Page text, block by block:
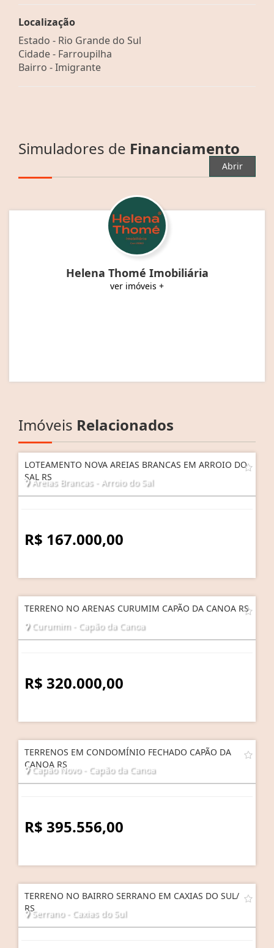
Localização
Estado - Rio Grande do Sul
Cidade - Farroupilha
Bairro -Imigrante
Simuladores de Financiamento
Abrir
Helena Thomé Imobiliária
ver imóveis +
Imóveis Relacionados
LOTEAMENTO NOVA AREIAS BRANCAS EM ARROIO DO
SAL RS
Areias Brancas - Arroio do Sal
R$ 167.000,00
TERRENO NO ARENAS CURUMIM CAPÃO DA CANOA RS
Curumim - Capão da Canoa
R$ 320.000,00
TERRENOS EM CONDOMÍNIO FECHADO CAPÃO DA
CANOA RS
Capão Novo - Capão da Canoa
R$ 395.556,00
TERRENO NO BAIRRO SERRANO EM CAXIAS DO SUL/
RSSerrano - Caxias do Sul